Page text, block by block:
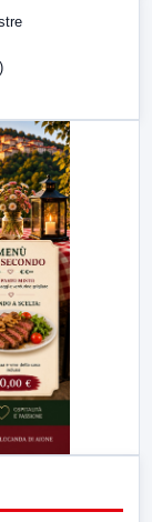
LabNews (replica)